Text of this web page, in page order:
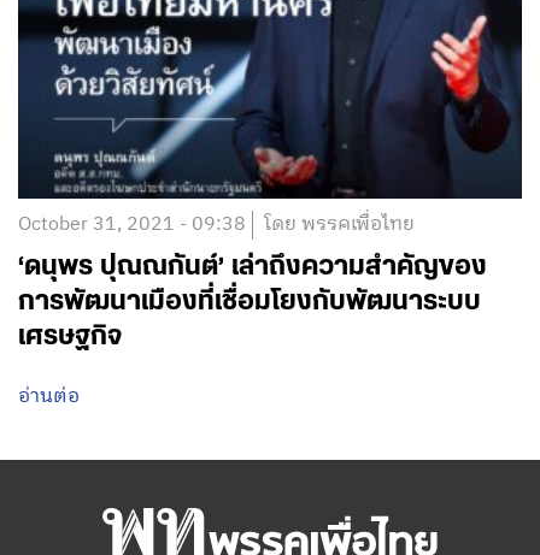
October 31, 2021 - 09:38 โดย พรรคเพื่อไทย
‘ดนุพร ปุณณกันต์’ เล่าถึงความสำคัญของ
การพัฒนาเมืองที่เชื่อมโยงกับพัฒนาระบบ
เศรษฐกิจ
อ่านต่อ